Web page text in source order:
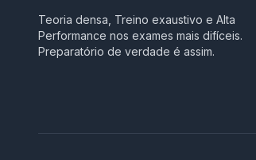
Teoria densa, Treino exaustivo e Alta
Performance nos exames mais difíceis.
Preparatório de verdade é assim.